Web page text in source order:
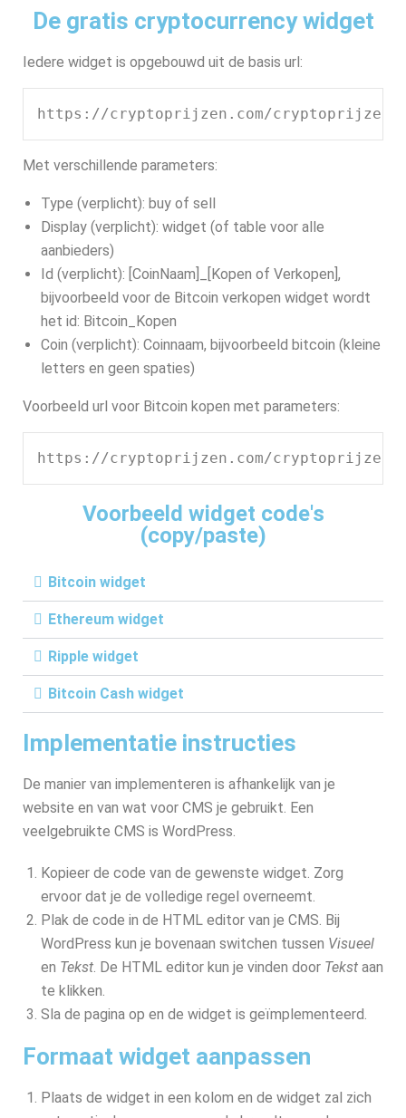
De gratis cryptocurrency widget
Iedere widget is opgebouwd uit de basis url:
https://cryptoprijzen.com/cryptoprijzen-
Met verschillende parameters:
Type (verplicht): buy of sell
Display (verplicht): widget (of table voor alle
aanbieders)
Id (verplicht): [CoinNaam]_[Kopen of Verkopen],
bijvoorbeeld voor de Bitcoin verkopen widget wordt
het id: Bitcoin_Kopen
Coin (verplicht): Coinnaam, bijvoorbeeld bitcoin (kleine
letters en geen spaties)
Voorbeeld url voor Bitcoin kopen met parameters:
https://cryptoprijzen.com/cryptoprijzen-
Voorbeeld widget code's
(copy/paste)
Bitcoin widget
Ethereum widget
Ripple widget
Bitcoin Cash widget
Implementatie instructies
De manier van implementeren is afhankelijk van je
website en van wat voor CMS je gebruikt. Een
veelgebruikte CMS is WordPress.
Kopieer de code van de gewenste widget. Zorg
ervoor dat je de volledige regel overneemt.
Plak de code in de HTML editor van je CMS. Bij
WordPress kun je bovenaan switchen tussen Visueel
en Tekst. De HTML editor kun je vinden door Tekst aan
te klikken.
Sla de pagina op en de widget is geïmplementeerd.
Formaat widget aanpassen
Plaats de widget in een kolom en de widget zal zich